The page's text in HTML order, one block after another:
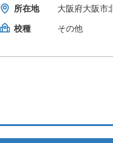
所在地
大阪府大阪市
校種
その他